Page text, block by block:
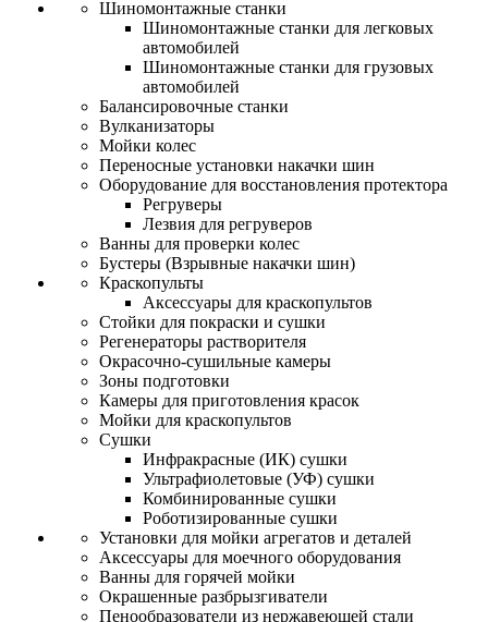
Шиномонтажные станки
Шиномонтажные станки для легковых
автомобилей
Шиномонтажные станки для грузовых
автомобилей
Балансировочные станки
Вулканизаторы
Мойки колес
Переносные установки накачки шин
Оборудование для восстановления протектора
Регруверы
Лезвия для регруверов
Ванны для проверки колес
Бустеры (Взрывные накачки шин)
Краскопульты
Аксессуары для краскопультов
Стойки для покраски и сушки
Регенераторы растворителя
Окрасочно-сушильные камеры
Зоны подготовки
Камеры для приготовления красок
Мойки для краскопультов
Сушки
Инфракрасные (ИК) сушки
Ультрафиолетовые (УФ) сушки
Комбинированные сушки
Роботизированные сушки
Установки для мойки агрегатов и деталей
Аксессуары для моечного оборудования
Ванны для горячей мойки
Окрашенные разбрызгиватели
Пенообразователи из нержавеющей стали